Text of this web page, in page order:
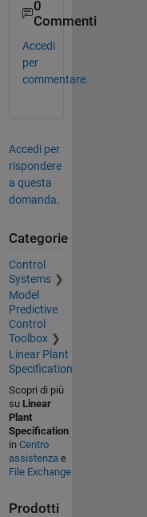
0
Commenti
Accedi
per
commentare.
Accedi per
rispondere
a questa
domanda.
Categorie
Control
Systems
Model
Predictive
Control
Toolbox
Linear Plant
Specification
Scopri di più
su Linear
Plant
Specification
in Centro
assistenza e
File Exchange
Prodotti